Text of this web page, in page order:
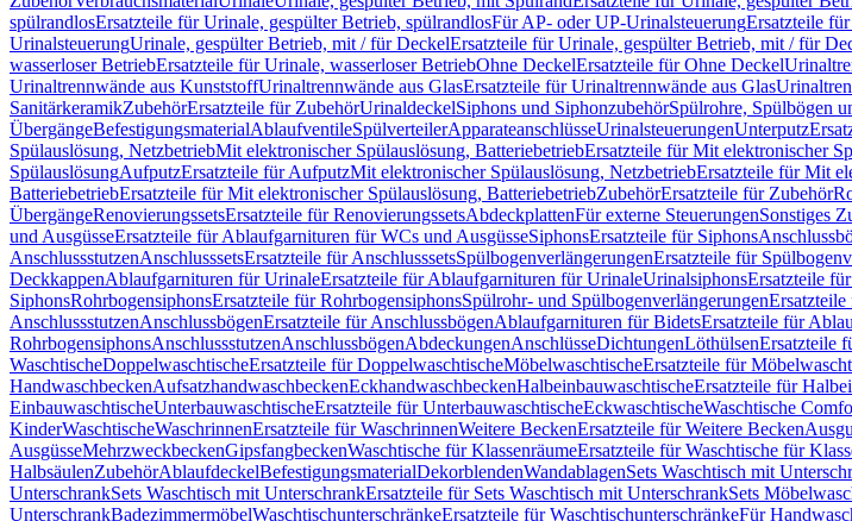
spülrandlosErsatzteile für Urinale, gespülter Betrieb, spülrandlosFür AP- oder UP-UrinalsteuerungErsatzteile
UrinalsteuerungUrinale, gespülter Betrieb, mit / für DeckelErsatzteile für Urinale, gespülter Betrieb, mit / für
wasserloser BetriebErsatzteile für Urinale, wasserloser BetriebOhne DeckelErsatzteile für Ohne Deckel
Urinaltrennwände aus KunststoffUrinaltrennwände aus GlasErsatzteile für Urinaltrennwände aus Glas
SanitärkeramikZubehörErsatzteile für ZubehörUrinaldeckelSiphons und SiphonzubehörSpülrohre, Spülbögen
ÜbergängeBefestigungsmaterialAblaufventileSpülverteilerApparateanschlüsseUrinalsteuerungenUnterputz
Spülauslösung, NetzbetriebMit elektronischer Spülauslösung, BatteriebetriebErsatzteile für Mit elektronischer
SpülauslösungAufputzErsatzteile für AufputzMit elektronischer Spülauslösung, NetzbetriebErsatzteile für Mit
BatteriebetriebErsatzteile für Mit elektronischer Spülauslösung, BatteriebetriebZubehörErsatzteile für Zubehör
ÜbergängeRenovierungssetsErsatzteile für RenovierungssetsAbdeckplattenFür externe SteuerungenSonstiges
und AusgüsseErsatzteile für Ablaufgarnituren für WCs und AusgüsseSiphonsErsatzteile für Siphons
AnschlussstutzenAnschlusssetsErsatzteile für AnschlusssetsSpülbogenverlängerungenErsatzteile für
DeckkappenAblaufgarnituren für UrinaleErsatzteile für Ablaufgarnituren für UrinaleUrinalsiphonsErsatzteile
SiphonsRohrbogensiphonsErsatzteile für RohrbogensiphonsSpülrohr- und Spülbogenverlängerungen
AnschlussstutzenAnschlussbögenErsatzteile für AnschlussbögenAblaufgarnituren für BidetsErsatzteile für
RohrbogensiphonsAnschlussstutzenAnschlussbögenAbdeckungenAnschlüsseDichtungenLöthülsenErsatzteile
WaschtischeDoppelwaschtischeErsatzteile für DoppelwaschtischeMöbelwaschtischeErsatzteile für
HandwaschbeckenAufsatzhandwaschbeckenEckhandwaschbeckenHalbeinbauwaschtischeErsatzteile für
EinbauwaschtischeUnterbauwaschtischeErsatzteile für UnterbauwaschtischeEckwaschtischeWaschtische
KinderWaschtischeWaschrinnenErsatzteile für WaschrinnenWeitere BeckenErsatzteile für Weitere Becken
AusgüsseMehrzweckbeckenGipsfangbeckenWaschtische für KlassenräumeErsatzteile für Waschtische für
HalbsäulenZubehörAblaufdeckelBefestigungsmaterialDekorblendenWandablagenSets Waschtisch mit
UnterschrankSets Waschtisch mit UnterschrankErsatzteile für Sets Waschtisch mit UnterschrankSets
UnterschrankBadezimmermöbelWaschtischunterschränkeErsatzteile für WaschtischunterschränkeFür